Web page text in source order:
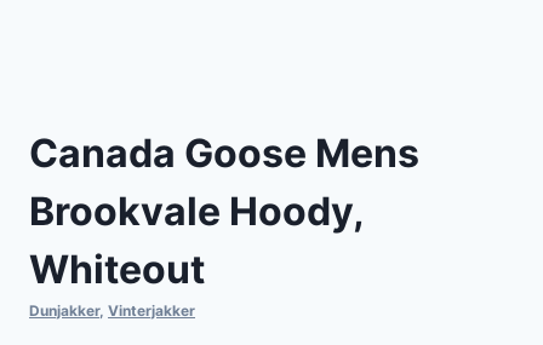
Canada Goose Mens
Brookvale Hoody,
Whiteout
Dunjakker, Vinterjakker